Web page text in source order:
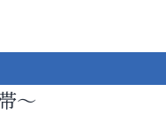
～